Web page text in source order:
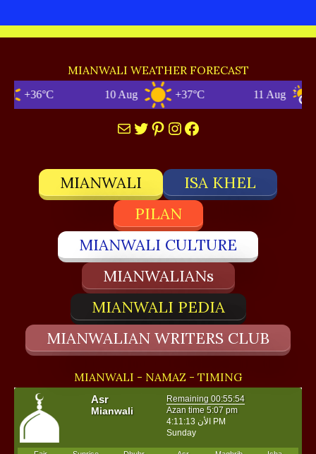
MIANWALI WEATHER FORECAST
10 Aug +37°C 11 Aug
MailTwitter
Pinterest
Instagram
Facebook
MIANWALI
ISA KHEL
PILAN
MIANWALI CULTURE
MIANWALIANs
MIANWALI PEDIA
MIANWALIAN WRITERS CLUB
MIANWALI - NAMAZ - TIMING